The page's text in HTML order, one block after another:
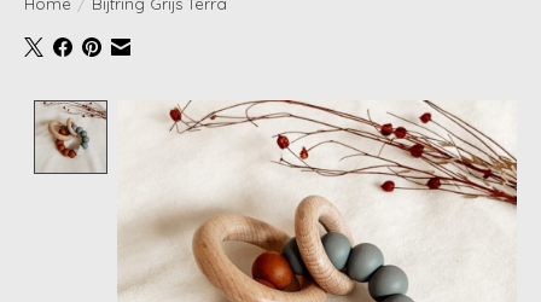
Home / Bijtring Grijs Terra
Product image slideshow Items